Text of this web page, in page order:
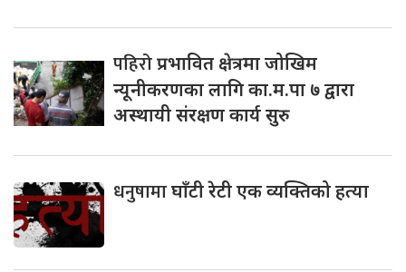
पहिरोप्रभावित क्षेत्रमा जोखिम
न्यूनीकरणका लागि का.म.पा ७ द्वारा
अस्थायी संरक्षण कार्य सुरु
धनुषामाघाँटी रेटी एक व्यक्तिको हत्या